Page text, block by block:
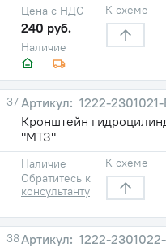
Наличие
Цена с НДС
240 руб.
К схеме
37
1222-
Кронштейн
"МТЗ"
Наличие
Обратитесь к
консультанту
К схеме
38
1222-